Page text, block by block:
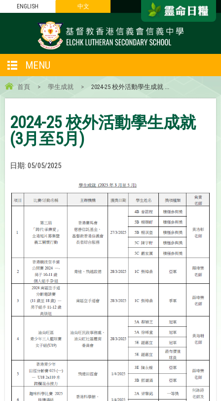
ENGLISH 中文
MENU
首頁 > 學生成就 > 2024-25 校外活動學生成就 ...
2024-25 校外活動學生成就
(3月至5月)
日期: 05/05/2025